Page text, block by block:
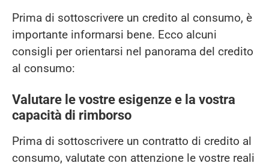
Prima di sottoscrivere un credito al consumo, è
importante informarsi bene. Ecco alcuni
consigli per orientarsi nel panorama del credito
al consumo:
Valutare le vostre esigenze e la vostra
capacità di rimborso
Prima di sottoscrivere un contratto di credito al
consumo, valutate con attenzione le vostre reali